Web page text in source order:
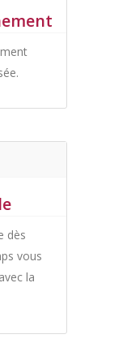
dès
vous
la